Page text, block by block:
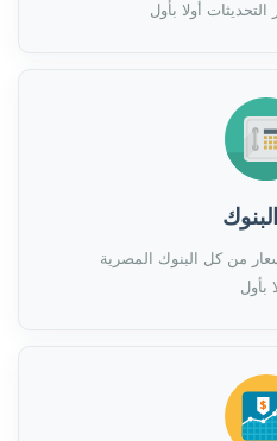
أولا بأول
من كل البنوك المصرية
بأول